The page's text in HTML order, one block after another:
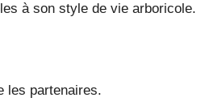
à son style de vie arboricole.
les partenaires.